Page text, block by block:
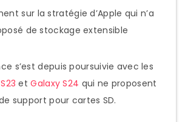
sur la stratégie d’Apple qui n’a
de stockage extensible
s’est depuis poursuivie avec les
etGalaxy S24 qui ne proposent
support pour cartes SD.